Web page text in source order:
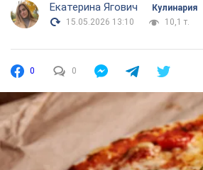
Екатерина Ягович
Кулинария
15.05.2026 13:10
10,1 т.
0 0